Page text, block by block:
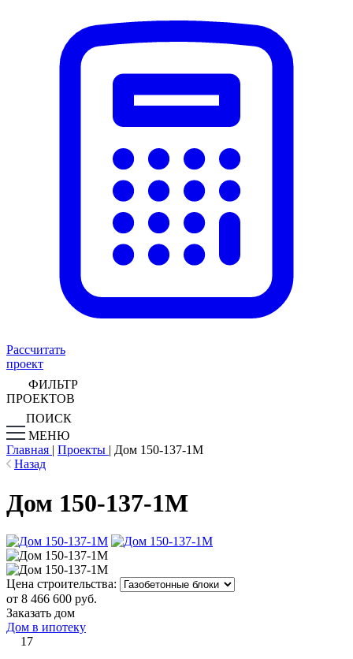
Рассчитать
проект
ФИЛЬТР
ПРОЕКТОВ
ПОИСК
МЕНЮ
Главная | Проекты | Дом 150-137-1М
Назад
Дом 150-137-1М
Цена строительства:
от 8 466 600 руб.
Заказать дом
Дом в ипотеку
17